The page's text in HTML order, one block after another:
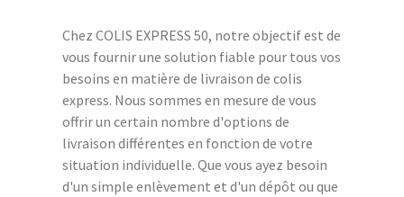
Chez COLIS EXPRESS 50, notre objectif est de
vous fournir une solution fiable pour tous vos
besoins en matière de livraison de colis
express. Nous sommes en mesure de vous
offrir un certain nombre d'options de
livraison différentes en fonction de votre
situation individuelle. Que vous ayez besoin
d'un simple enlèvement et d'un dépôt ou que